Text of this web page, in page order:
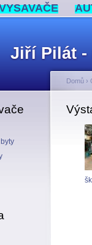
Jiří Pilát -
Domů ›